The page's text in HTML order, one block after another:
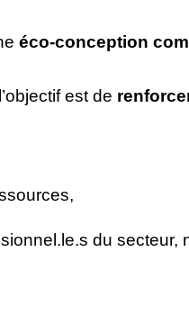
éco-conception
est de
du secteur,